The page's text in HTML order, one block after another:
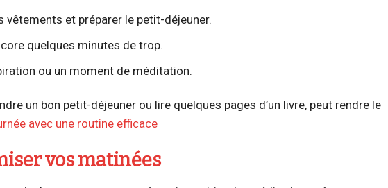
et préparer le petit-déjeuner.
quelques minutes de trop.
ou un moment de méditation.
un bon petit-déjeuner ou lire quelques pages d’un livre, peut rendre le
avec une routine efficace
vos matinées